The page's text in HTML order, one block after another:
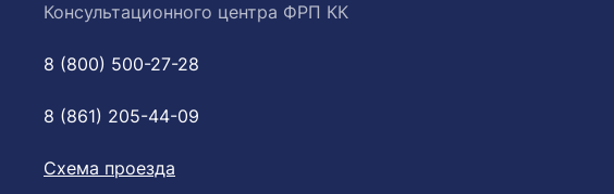
Консультационного центра ФРП КК
8 (800) 500-27-28
8 (861) 205-44-09
Схема проезда